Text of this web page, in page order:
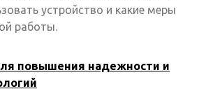
устройство и какие меры
работы.
повышения надежности и